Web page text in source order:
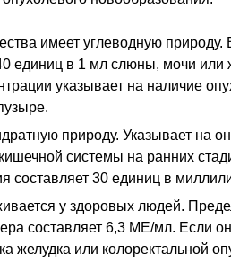
имеет углеводную природу.
единиц в 1 мл слюны, мочи или
указывает на наличие
природу. Указывает на
системы на ранних
составляет 30 единиц в
у здоровых людей.
составляет 6,3 МЕ/мл. Если
желудка или колоректальной